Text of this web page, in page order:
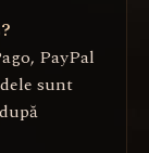
PayPal
sunt